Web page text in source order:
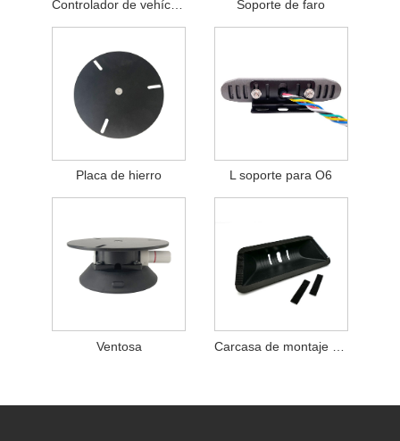
Soporte de faro
Placa de hierro L soporte para O6
Ventosa